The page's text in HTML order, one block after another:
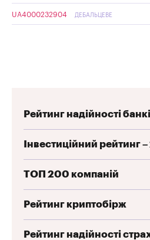
UA4000232904 ДЕБАЛЬЦЕВЕ
Рейтинг надійності
Інвестиційний рейтинг
ТОП 200 компаній
Рейтинг криптобірж
Рейтинг надійності